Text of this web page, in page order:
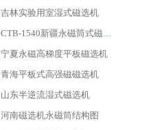
吉林实验用室湿式磁选机
CTB-1540新疆永磁筒式磁选机
宁夏永磁高梯度平板磁选机
青海平板式高强磁磁选机
山东半逆流湿式磁选机
河南磁选机永磁筒结构图